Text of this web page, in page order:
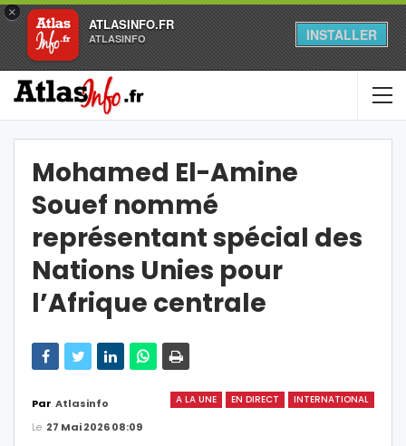
×
ATLASINFO.FR
ATLASINFO INSTALLER
Mohamed El-Amine
Souef nommé
représentant spécial des
Nations Unies pour
l’Afrique centrale
A LA UNE EN DIRECT INTERNATIONAL
Par Atlasinfo
Le 27 Mai 2026 08:09